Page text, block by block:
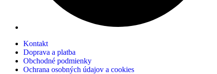
Kontakt
Doprava a platba
Obchodné podmienky
Ochrana osobných údajov a cookies